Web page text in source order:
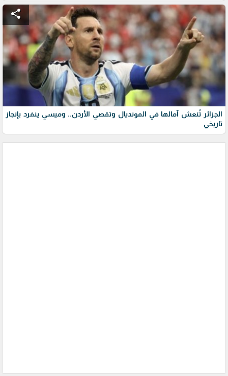
share
الجزائر تُنعش آمالها في المونديال وتقصي الأردن.. وميسي ينفرد بإنجاز
تاريخي